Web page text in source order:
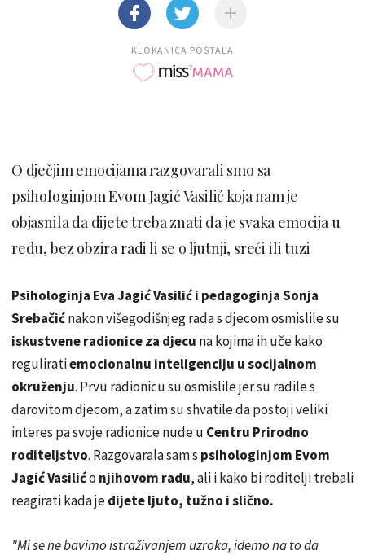
KLOKANICA POSTALA
O dječjim emocijama razgovarali smo sa
psihologinjom Evom Jagić Vasilić koja nam je
objasnila da dijete treba znati da je svaka emocija u
redu, bez obzira radi li se o ljutnji, sreći ili tuzi
Psihologinja Eva Jagić Vasilić i pedagoginja Sonja
Srebačićnakon višegodišnjeg rada s djecom osmislile su
iskustvene radionice za djecu na kojima ih uče kako
reguliratiemocionalnu inteligenciju u socijalnom
okruženju. Prvu radionicu su osmislile jer su radile s
darovitom djecom, a zatim su shvatile da postoji veliki
interes pa svoje radionice nude u Centru Prirodno
roditeljstvo. Razgovarala sam s psihologinjom Evom
Jagić Vasilićo njihovom radu, ali i kako bi roditelji trebali
reagirati kada jedijete ljuto, tužno i slično.
"Mi se ne bavimo istraživanjem uzroka, idemo na to da